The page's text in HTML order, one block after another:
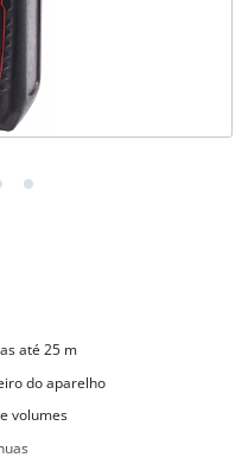
até 25 m
do aparelho
volumes